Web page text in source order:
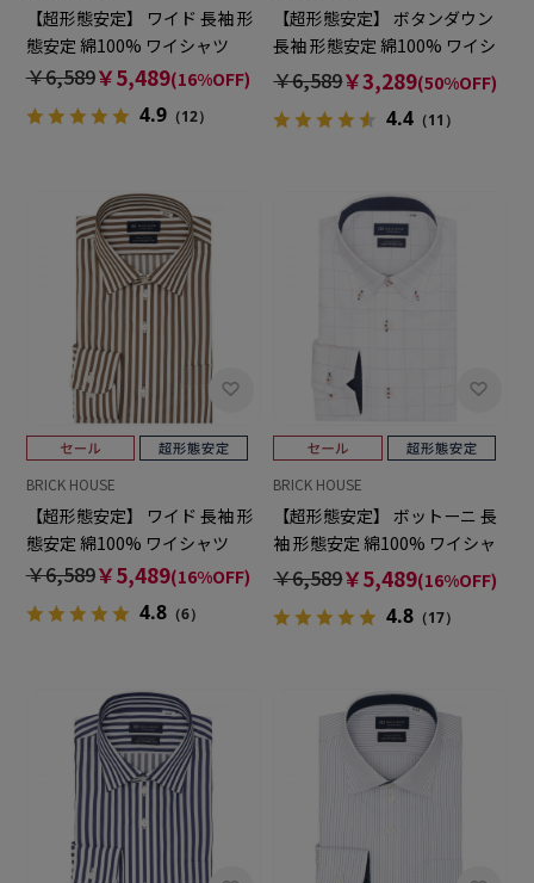
【超形態安定】 ワイド 長袖 形
態安定 綿100% ワイシャツ
￥6,589￥5,489(16%OFF)
4.9（12）
【超形態安定】 ボタンダウン
長袖 形態安定 綿100% ワイシ
ャツ
￥6,589￥3,289(50%OFF)
4.4 （11）
BRICK HOUSE
【超形態安定】 ワイド 長袖 形
態安定 綿100% ワイシャツ
￥6,589￥5,489(16%OFF)
4.8（6）
BRICK HOUSE
【超形態安定】 ボットーニ 長
袖 形態安定 綿100% ワイシャ
ツ
￥6,589￥5,489(16%OFF)
4.8 （17）